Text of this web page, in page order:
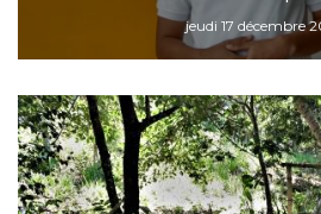
jeudi 17 décembre